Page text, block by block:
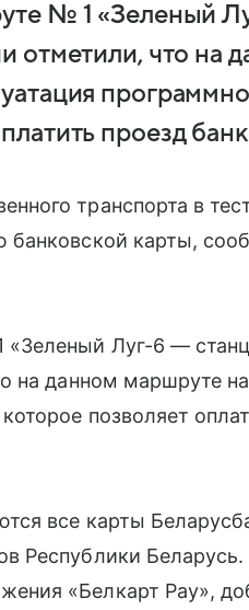
№ 1 «Зеленый
отметили, что на
проезд
транспорта в
банковской карты,
Луг-6 —
на данном маршруте
позволяет
все карты
Республики
«Белкарт Pay»,